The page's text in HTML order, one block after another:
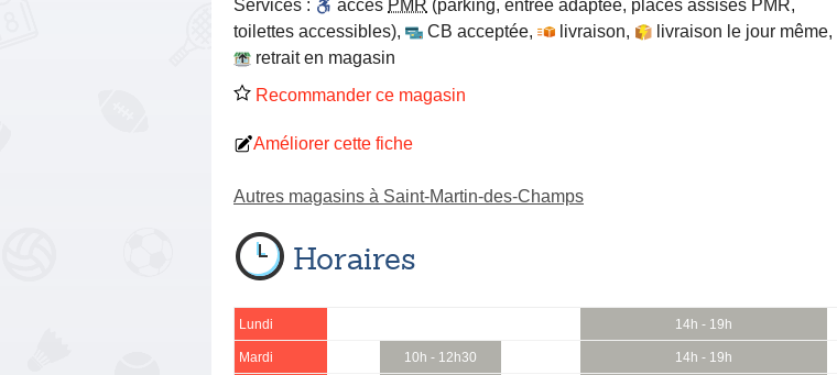
Services :
accès PMR (parking, entrée adaptée, places assises PMR,
toilettes accessibles), CB acceptée, livraison, livraison le jour même,
retrait en magasin
Recommander ce magasin
Améliorer cette fiche
Autres magasins à Saint-Martin-des-Champs
Horaires
Lundi 14h - 19h
Mardi 10h - 12h30 14h - 19h